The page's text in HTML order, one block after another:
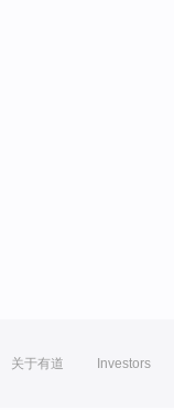
关于有道 Investors